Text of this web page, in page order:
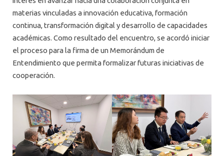
materias vinculadas a innovación educativa, formación
continua, transformación digital y desarrollo de capacidades
académicas. Como resultado del encuentro, se acordó iniciar
el proceso para la firma de un Memorándum de
Entendimiento que permita formalizar futuras iniciativas de
cooperación.